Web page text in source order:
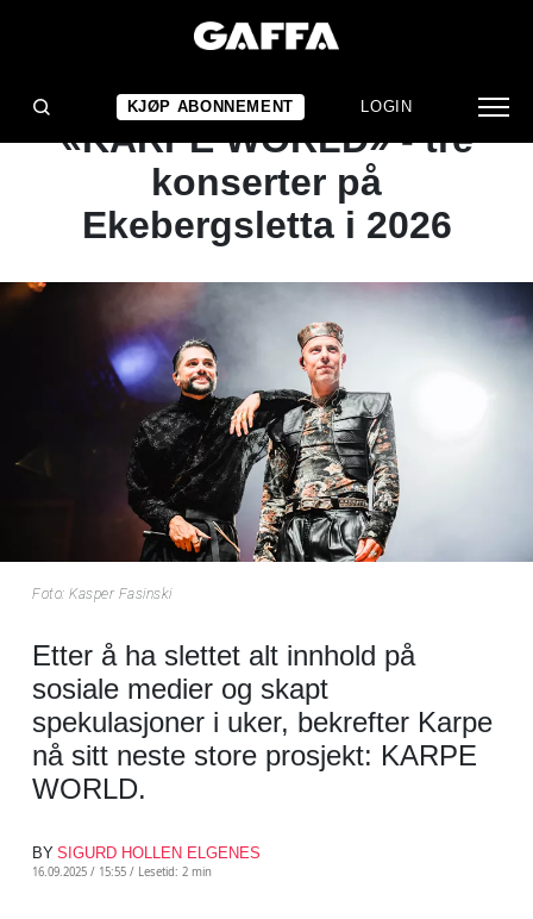
KJØP ABONNEMENT LOGIN
NYHET
Karpe inviterer til
«KARPE WORLD» - tre
konserter på
Ekebergsletta i 2026
Foto: Kasper Fasinski
Etter å ha slettet alt innhold på
sosiale medier og skapt
spekulasjoner i uker, bekrefter Karpe
nå sitt neste store prosjekt: KARPE
WORLD.
BY SIGURD HOLLEN ELGENES
16.09.2025 / 15:55 / Lesetid: 2 min